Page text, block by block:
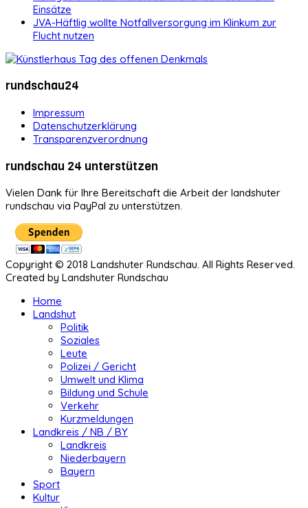
Einsätze
JVA-Häftlig wollte Notfallversorgung im Klinkum zur
Flucht nutzen
rundschau24
Impressum
Datenschutzerklärung
Transparenzverordnung
rundschau 24 unterstützen
Vielen Dank für Ihre Bereitschaft die Arbeit der landshuter
rundschau via PayPal zu unterstützen.
Copyright © 2018 Landshuter Rundschau. All Rights Reserved.
Created by Landshuter Rundschau
Home
Landshut
Politik
Soziales
Leute
Polizei / Gericht
Umwelt und Klima
Bildung und Schule
Verkehr
Kurzmeldungen
Landkreis / NB / BY
Landkreis
Niederbayern
Bayern
Sport
Kultur